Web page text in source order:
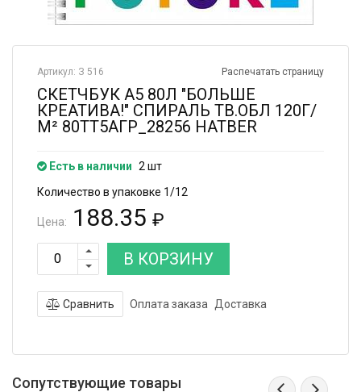
Распечатать страницу
Артикул: З 516
СКЕТЧБУК А5 80Л "БОЛЬШЕ
КРЕАТИВА!" СПИРАЛЬ ТВ.ОБЛ 120Г/
М² 80ТТ5АГР_28256 HATBER
Есть в наличии 2 шт
Количество в упаковке 1/12
Цена: 188.35 ₽
В КОРЗИНУ
Сравнить Оплата заказа Доставка
Сопутствующие товары